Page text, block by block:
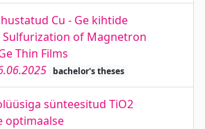
Cu - Ge kihtide
of Magnetron
Thin Films
bachelor's theses
sünteesitud TiO2
optimaalse